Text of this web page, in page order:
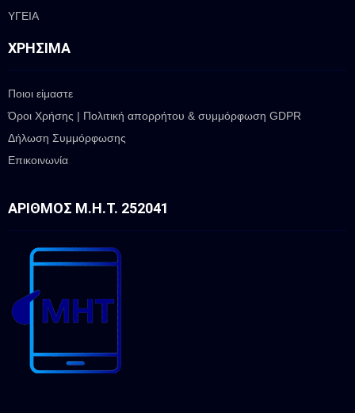
ΥΓΕΙΑ
ΧΡΉΣΙΜΑ
Ποιοι είμαστε
Όροι Χρήσης | Πολιτική απορρήτου & συμμόρφωση GDPR
Δήλωση Συμμόρφωσης
Επικοινωνία
ΑΡΙΘΜΌΣ Μ.Η.Τ. 252041